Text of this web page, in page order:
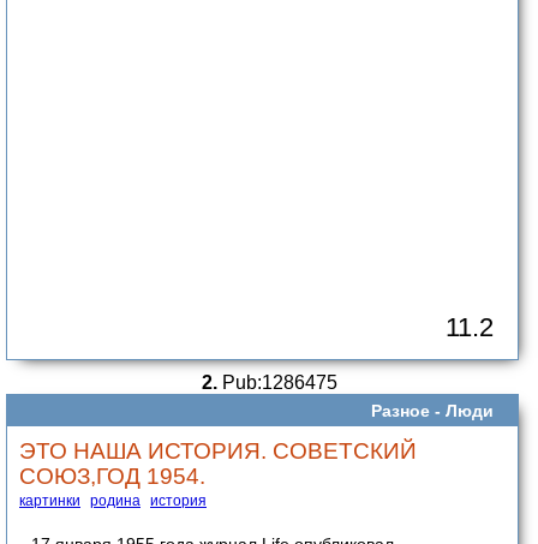
11.2
2.Pub:1286475
Разное - Люди
ЭТО НАША ИСТОРИЯ. СОВЕТСКИЙ
СОЮЗ,ГОД 1954.
картинки родина история